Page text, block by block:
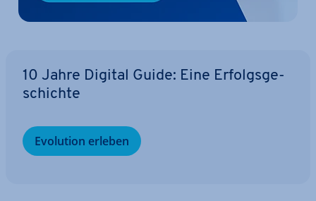
10 Jahre Digital Guide: Eine Er­folgs­ge­
schich­te
Evolution erleben